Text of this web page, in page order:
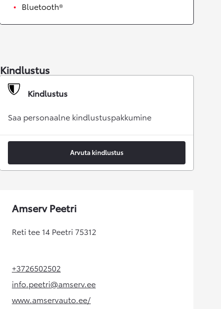
Bluetooth®
Kindlustus
Kindlustus
Saa personaalne kindlustuspakkumine
Arvuta kindlustus
Amserv Peetri
Reti tee 14 Peetri 75312
+3726502502(Opens in new tab)
info.peetri@amserv.ee
(Opens in new tab)
www.amservauto.ee/
(Opens in new tab)